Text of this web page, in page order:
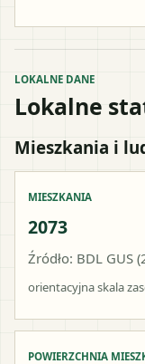
LOKALNE DANE
Lokalne
Mieszkania i
MIESZKANIA
2073
Źródło: BDL GUS
orientacyjna skala
POWIERZCHNIA